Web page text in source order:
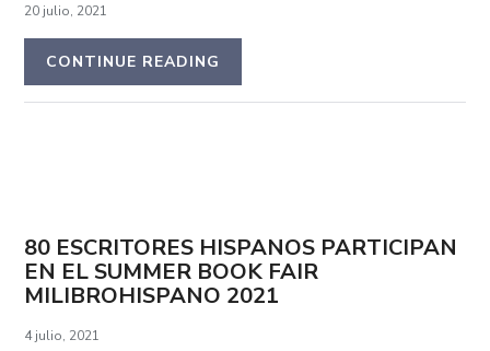
20 julio, 2021
CONTINUE READING
80 ESCRITORES HISPANOS PARTICIPAN
EN EL SUMMER BOOK FAIR
MILIBROHISPANO 2021
4 julio, 2021